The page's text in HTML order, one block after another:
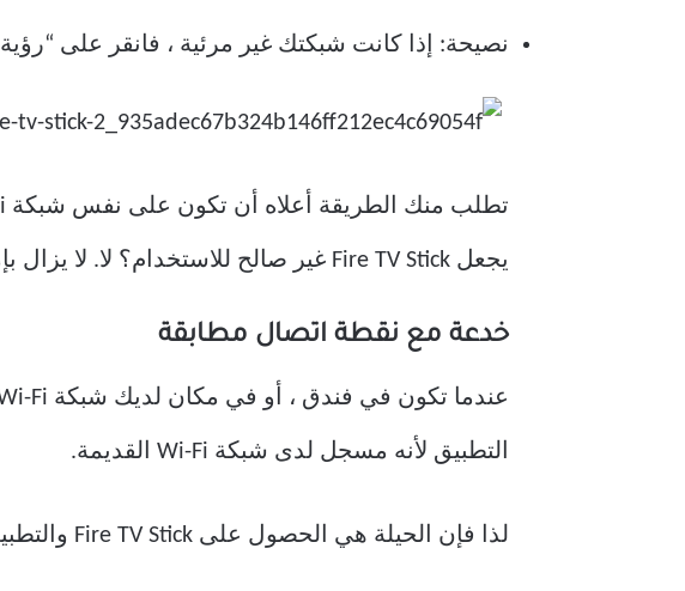
نصيحة: إذا كانت شبكتك غير مرئية ، فانقر على
يجعل Fire TV Stick غير صالح للاستخدام؟ لا. لا يزال بإمكانك التحكم فيه باستخدام هذه الطرق الثلاثة.
خدعة مع نقطة اتصال مطابقة
التطبيق لأنه مسجل لدى شبكة Wi-Fi القديمة.
لذا فإن الحيلة هي الحصول على Fire TV Stick والتطبيق على نفس الشبكة. سنقوم هنا بدمج الطريقة أعلاه مع خدعة جديدة.